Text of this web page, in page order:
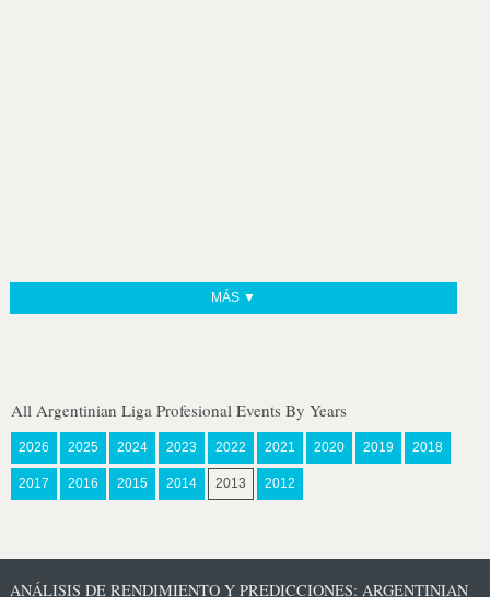
MÁS ▼
All Argentinian Liga Profesional Events By Years
2026 2025 2024 2023 2022 2021 2020 2019 2018
2017 2016 2015 2014 2013 2012
ANÁLISIS DE RENDIMIENTO Y PREDICCIONES: ARGENTINIAN